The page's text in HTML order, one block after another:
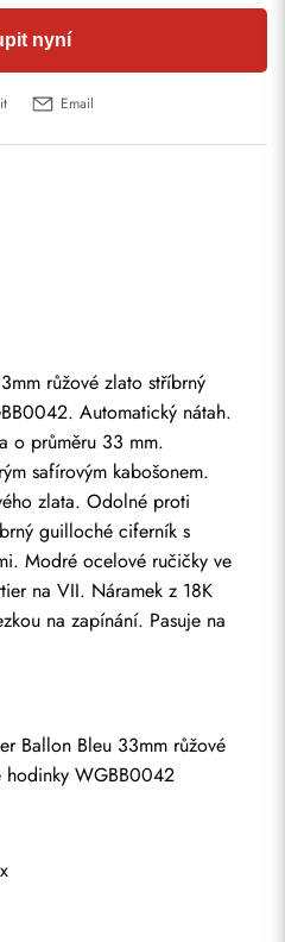
nyní
Email
růžové zlato stříbrný
Automatický nátah.
o průměru 33 mm.
safírovým kabošonem.
zlata. Odolné proti
guilloché ciferník s
Modré ocelové ručičky ve
na VII. Náramek z 18K
na zapínání. Pasuje na
Ballon Bleu 33mm růžové
hodinky WGBB0042